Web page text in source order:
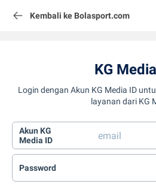
Kembali ke Bolasport.com
KG
Login dengan Akun KG Media ID
layanan dari KG
Akun KG
Media ID
Password